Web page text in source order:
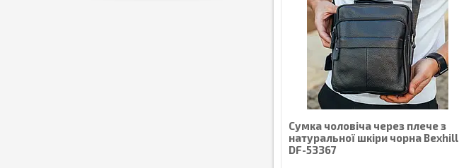
Сумка чоловіча через плече з
натуральної шкіри чорна Bexhill
DF-53367